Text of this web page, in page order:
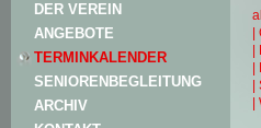
DER VEREIN
ANGEBOTE
TERMINKALENDER
SENIORENBEGLEITUNG
ARCHIV
|
|
|
|
|